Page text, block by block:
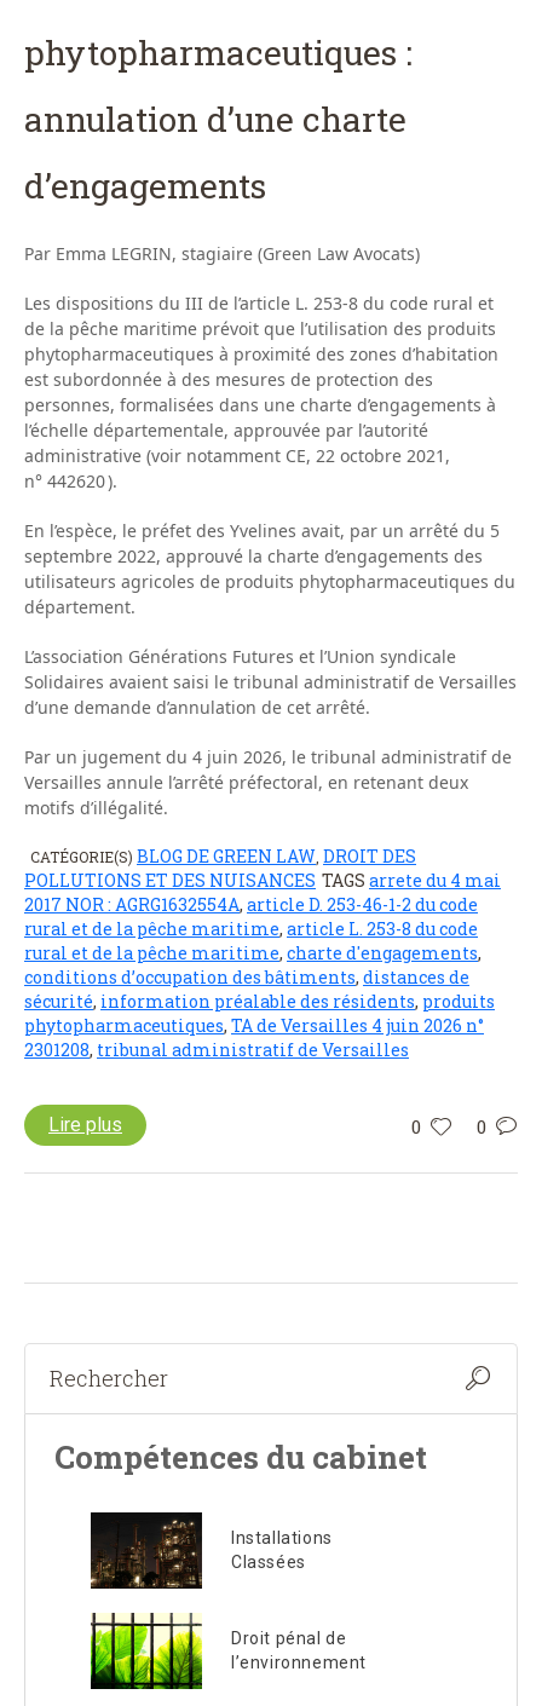
phytopharmaceutiques :
annulation d’une charte
d’engagements
Par Emma LEGRIN, stagiaire (Green Law Avocats)
Les dispositions du III de l’article L. 253-8 du code rural et
de la pêche maritime prévoit que l’utilisation des produits
phytopharmaceutiques à proximité des zones d’habitation
est subordonnée à des mesures de protection des
personnes, formalisées dans une charte d’engagements à
l’échelle départementale, approuvée par l’autorité
administrative (voir notamment CE, 22 octobre 2021,
n° 442620 ).
En l’espèce, le préfet des Yvelines avait, par un arrêté du 5
septembre 2022, approuvé la charte d’engagements des
utilisateurs agricoles de produits phytopharmaceutiques du
département.
L’association Générations Futures et l’Union syndicale
Solidaires avaient saisi le tribunal administratif de Versailles
d’une demande d’annulation de cet arrêté.
Par un jugement du 4 juin 2026, le tribunal administratif de
Versailles annule l’arrêté préfectoral, en retenant deux
motifs d’illégalité.
CATÉGORIE(S) BLOG DE GREEN LAW DROIT DES
POLLUTIONS ET DES NUISANCES TAGS arrete du 4 mai
2017 NOR : AGRG1632554A, article D. 253-46-1-2 du code
rural et de la pêche maritime, article L. 253-8 du code
rural et de la pêche maritime, charte d'engagements,
conditions d’occupation des bâtiments, distances de
sécurité, information préalable des résidents, produits
phytopharmaceutiques, TA de Versailles 4 juin 2026 n°
2301208, tribunal administratif de Versailles
0 0
Lire plus
Compétences du cabinet
Installations
Classées
Droit pénal de
l’environnement